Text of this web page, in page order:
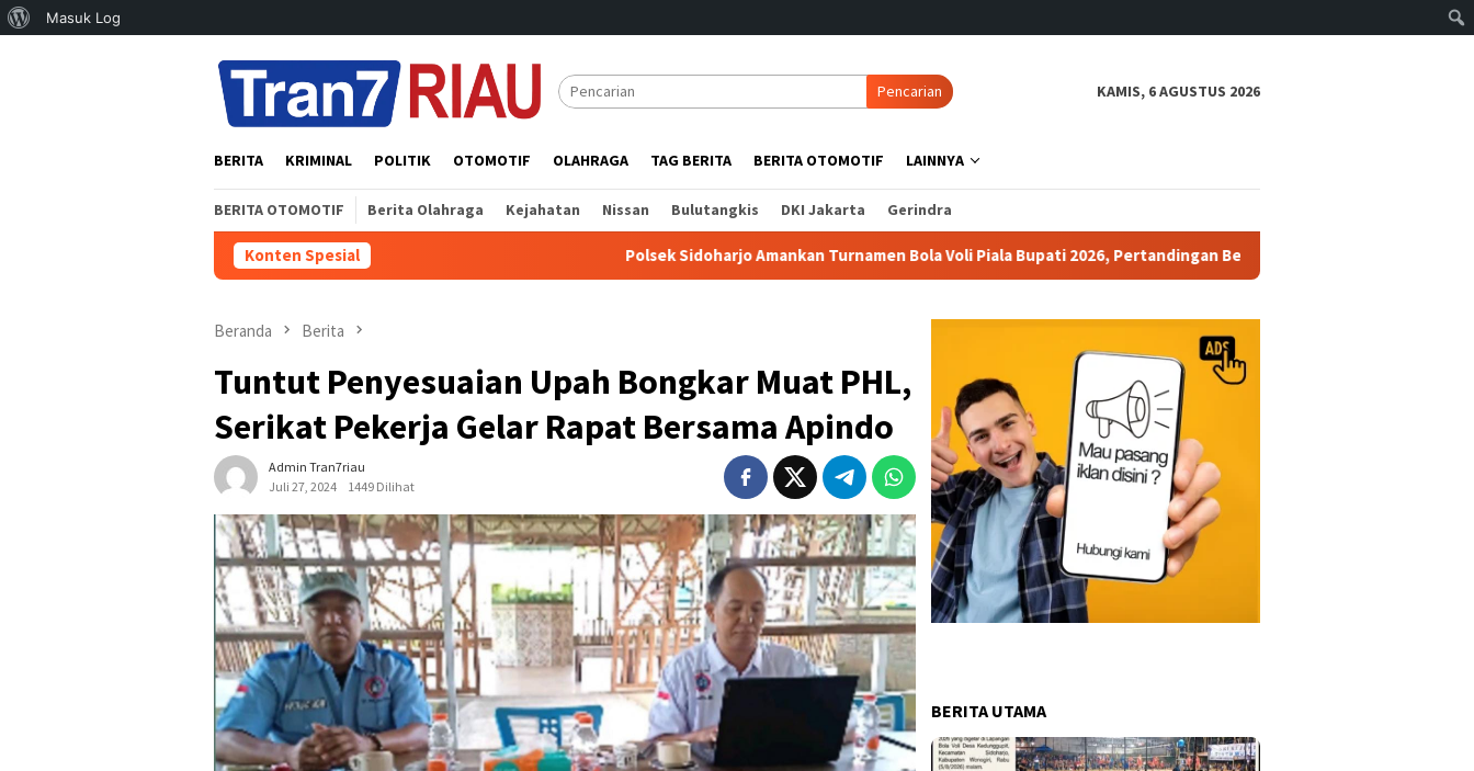
Tentang
Masuk Log
Pencarian KAMIS, 6 AGUSTUS 2026
BERITA KRIMINAL POLITIK OTOMOTIF OLAHRAGA TAG BERITA BERITA OTOMOTIF LAINNYA
BERITA OTOMOTIF Berita Olahraga Kejahatan Nissan Bulutangkis DKI Jakarta Gerindra
Konten Spesial Polsek Sidoharjo Amankan Turnamen Bola Voli Piala Bupati 2026, Pertandingan Berjalan Aman dan Kondusif
Beranda Berita
Tuntut Penyesuaian Upah Bongkar Muat PHL,
Serikat Pekerja Gelar Rapat Bersama Apindo
Admin Tran7riau
Juli 27, 2024
1449 Dilihat
BERITA UTAMA